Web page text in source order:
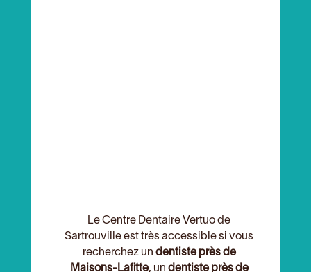
Le Centre Dentaire Vertuo de
Sartrouville est très accessible si vous
recherchez un dentiste près de
Maisons-Lafitte, un dentiste près de